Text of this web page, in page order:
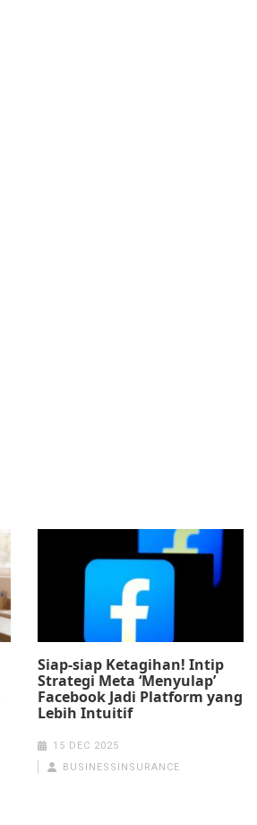
Siap-siap Ketagihan! Intip
Strategi Meta ‘Menyulap’
Facebook Jadi Platform yang
Lebih Intuitif
15 DEC 2025
BUSINESSINSURANCE